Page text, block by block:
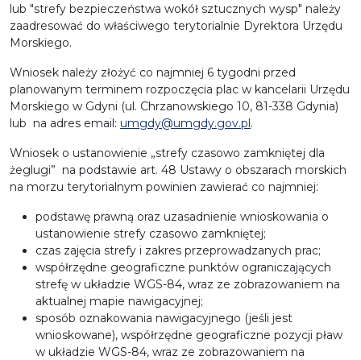
lub "strefy bezpieczeństwa wokół sztucznych wysp" należy
zaadresować do właściwego terytorialnie Dyrektora Urzędu
Morskiego.
Wniosek należy złożyć co najmniej 6 tygodni przed
planowanym terminem rozpoczęcia plac w kancelarii Urzędu
Morskiego w Gdyni (ul. Chrzanowskiego 10, 81-338 Gdynia)
lub na adres email: umgdy@umgdy.gov.pl.
Wniosek o ustanowienie „strefy czasowo zamkniętej dla
żeglugi” na podstawie art. 48 Ustawy o obszarach morskich
na morzu terytorialnym powinien zawierać co najmniej:
podstawę prawną oraz uzasadnienie wnioskowania o
ustanowienie strefy czasowo zamkniętej;
czas zajęcia strefy i zakres przeprowadzanych prac;
współrzędne geograficzne punktów ograniczających
strefę w układzie WGS-84, wraz ze zobrazowaniem na
aktualnej mapie nawigacyjnej;
sposób oznakowania nawigacyjnego (jeśli jest
wnioskowane), współrzędne geograficzne pozycji pław
w układzie WGS-84, wraz ze zobrazowaniem na